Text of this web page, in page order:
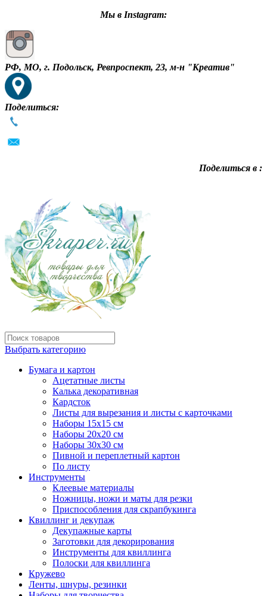
Мы в Instagram:
РФ, МО, г. Подольск, Ревпроспект, 23, м-н "Креатив"
Поделиться:
Поделиться в :
Выбрать категорию
Бумага и картон
Ацетатные листы
Калька декоративная
Кардсток
Листы для вырезания и листы с карточками
Наборы 15х15 см
Наборы 20х20 см
Наборы 30х30 см
Пивной и переплетный картон
По листу
Инструменты
Клеевые материалы
Ножницы, ножи и маты для резки
Приспособления для скрапбукинга
Квиллинг и декупаж
Декупажные карты
Заготовки для декорирования
Инструменты для квиллинга
Полоски для квиллинга
Кружево
Ленты, шнуры, резинки